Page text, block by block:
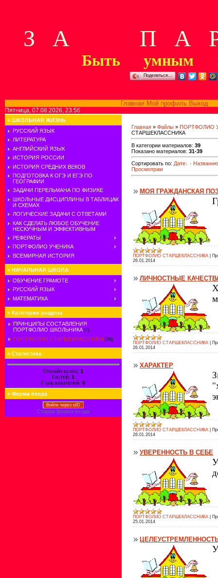
З А П А Р
Быть умным
Поделиться…
Главная Мой профиль Выход
Пятница, 07.08.2026, 23:56
» ШКОЛЬНАЯ ЖИЗНЬ
РУССКИЙ ЯЗЫК
ЛИТЕРАТУРА
АНГЛИЙСКИЙ ЯЗЫК
ИСТОРИЯ РОССИИ
ИСТОРИЯ СРЕДНИХ ВЕКОВ
ПОДГОТОВКА К ОГЭ И ЕГЭ ПО
ГЕОГРАФИИ
ЗАДАЧИ ПЕРЕЛЬМАНА ПО ФИЗИКЕ
ШКОЛЬНЫЕ ДИСЦИПЛИНЫ В ТАБЛИЦАХ
И СХЕМАХ
ЛОГИЧЕСКИЕ ЗАДАЧИ С ОТВЕТАМИ
КАК СДЕЛАТЬ ЛЮБОЕ ОБУЧЕНИЕ
НЕСКУЧНЫМ И ЭФФЕКТИВНЫМ
РЕФЕРАТЫ
ПОРТФОЛИО УЧЕНИКА
ВСЕМИРНАЯ ИСТОРИЯ
» НАЧАЛЬНАЯ ШКОЛА
ОБУЧЕНИЕ ГРАМОТЕ
РУССКИЙ ЯЗЫК
МАТЕМАТИКА
» Категории раздела
ПРИНЦИПЫ СОСТАВЛЕНИЯ
ПОРТФОЛИО ШКОЛЬНИКА [7]
ПОРТФОЛИО СТАРШЕКЛАССНИКА [39]
» Статистика
Онлайн всего: 1
Гостей: 1
Пользователей: 0
» Форма входа
Войти через uID
Старая форма входа
Главная » Файлы » ПОРТФОЛИО
СТАРШЕКЛАССНИКА
В категории материалов: 39
Показано материалов: 31-39
Сортировать по: Дате · Названию
Просмотрам
МОЯ ГРАЖДАНСКАЯ
ПОРТФОЛИО СТАРШЕКЛАССНИКА
26.01.2014
ЛИЧНОСТНЫЕ
ПОРТФОЛИО СТАРШЕКЛАССНИКА
26.01.2014
ХАРАКТЕР
ПОРТФОЛИО СТАРШЕКЛАССНИКА
26.01.2014
УВЕРЕННОСТЬ В СЕБЕ
ПОРТФОЛИО СТАРШЕКЛАССНИКА
25.01.2014